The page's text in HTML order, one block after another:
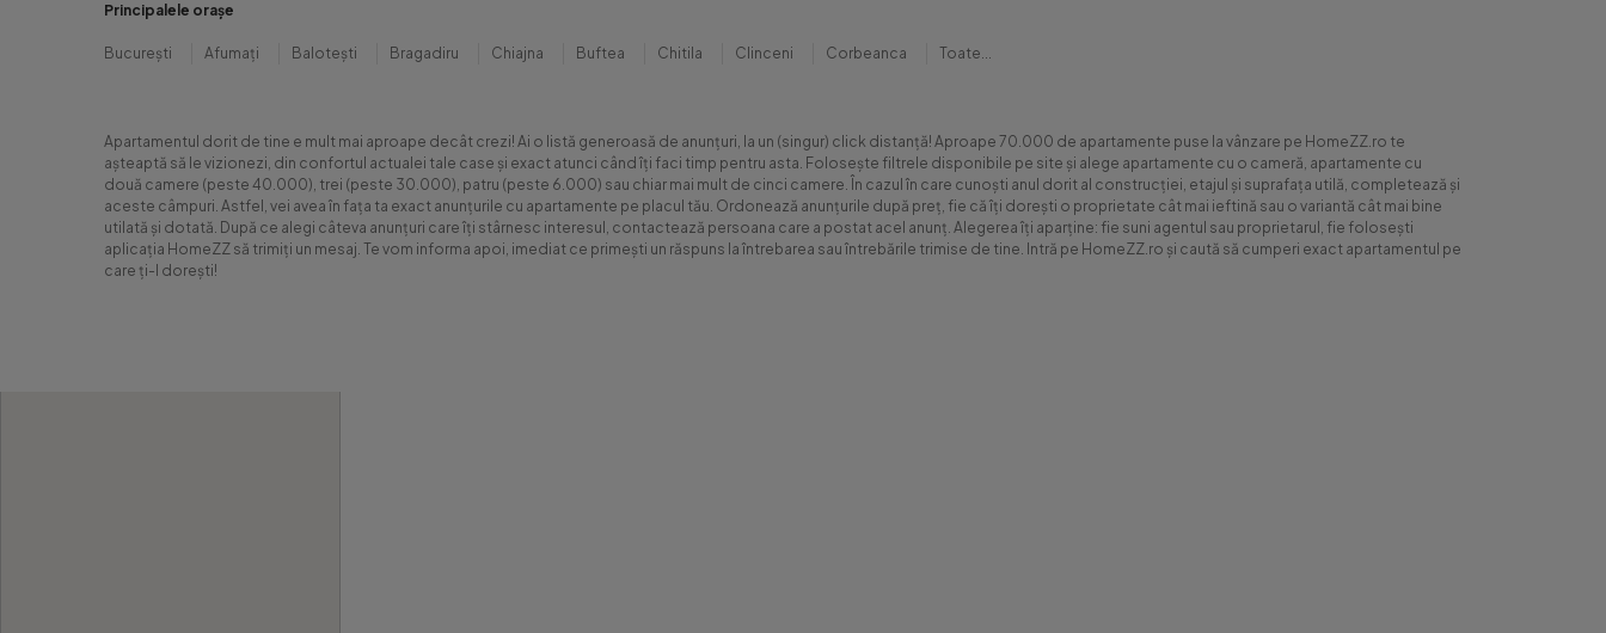
Principalele orașe
București Afumați Balotești Bragadiru Chiajna Buftea Chitila Clinceni Corbeanca Toate...
Apartamentul dorit de tine e mult mai aproape decât crezi! Ai o listă generoasă de anunțuri, la un (singur) click distanță! Aproape 70.000 de apartamente puse la vânzare pe HomeZZ.ro te
așteaptă să le vizionezi, din confortul actualei tale case și exact atunci când îți faci timp pentru asta. Folosește filtrele disponibile pe site și alege apartamente cu o cameră, apartamente cu
două camere (peste 40.000), trei (peste 30.000), patru (peste 6.000) sau chiar mai mult de cinci camere. În cazul în care cunoști anul dorit al construcției, etajul și suprafața utilă, completează și
aceste câmpuri. Astfel, vei avea în fața ta exact anunțurile cu apartamente pe placul tău. Ordonează anunțurile după preț, fie că îți dorești o proprietate cât mai ieftină sau o variantă cât mai bine
utilată și dotată. După ce alegi câteva anunțuri care îți stârnesc interesul, contactează persoana care a postat acel anunț. Alegerea îți aparține: fie suni agentul sau proprietarul, fie folosești
aplicația HomeZZ să trimiți un mesaj. Te vom informa apoi, imediat ce primești un răspuns la întrebarea sau întrebările trimise de tine. Intră pe HomeZZ.ro și caută să cumperi exact apartamentul pe
care ți-l dorești!